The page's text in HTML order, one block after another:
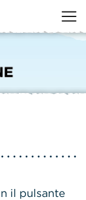
il pulsante